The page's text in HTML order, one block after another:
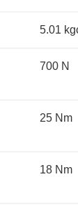
5.01
700 N
25 Nm
18 Nm